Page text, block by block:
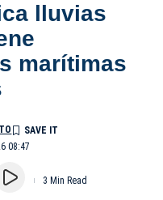
lluvias
marítimas
08:47
3 Min Read